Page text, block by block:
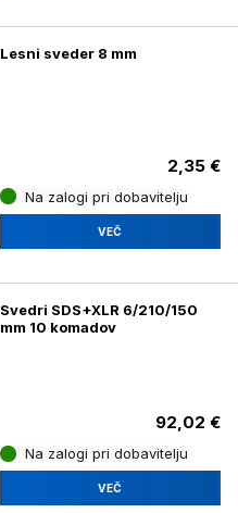
Lesni sveder 8 mm
2,35 €
Na zalogi pri dobavitelju
VEČ
Svedri SDS+XLR 6/210/150
mm 10 komadov
92,02 €
Na zalogi pri dobavitelju
VEČ